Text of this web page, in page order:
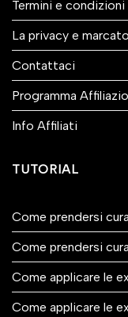
Termini e condizioni
La privacy e
Contattaci
Programma
Info Affiliati
TUTORIAL
Come prendersi
Come prendersi
Come applicare le
Come applicare le